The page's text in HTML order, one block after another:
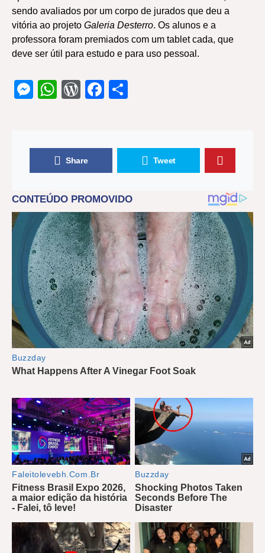
sendo avaliados por um corpo de jurados que deu a
vitória ao projeto Galeria Desterro. Os alunos e a
professora foram premiados com um tablet cada, que
deve ser útil para estudo e para uso pessoal.
Messenger
WhatsApp
WordPress
Facebook
Share Tweet